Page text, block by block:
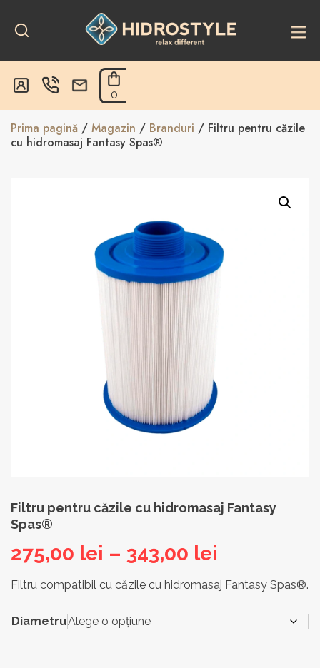
content
0
Prima pagină / Magazin / Branduri / Filtru pentru căzile
cu hidromasaj Fantasy Spas®
Filtru pentru căzile cu hidromasaj Fantasy
Spas®
275,00 lei – 343,00 lei
de
275,00 lei
Filtru compatibil cu căzile cu hidromasaj Fantasy Spas®.
Diametru